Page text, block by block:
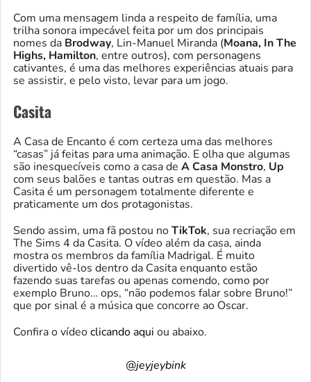
Com uma mensagem linda a respeito de família, uma
trilha sonora impecável feita por um dos principais
nomes da Brodway, Lin-Manuel Miranda (Moana, In The
Highs, Hamilton, entre outros), com personagens
cativantes, é uma das melhores experiências atuais para
se assistir, e pelo visto, levar para um jogo.
Casita
A Casa de Encanto é com certeza uma das melhores
“casas” já feitas para uma animação. E olha que algumas
são inesquecíveis como a casa de A Casa Monstro, Up
com seus balões e tantas outras em questão. Mas a
Casita é um personagem totalmente diferente e
praticamente um dos protagonistas.
Sendo assim, uma fã postou noTikTok, sua recriação em
The Sims 4 da Casita. O vídeo além da casa, ainda
mostra os membros da família Madrigal. É muito
divertido vê-los dentro da Casita enquanto estão
fazendo suas tarefas ou apenas comendo, como por
exemplo Bruno… ops, “não podemos falar sobre Bruno!”
que por sinal é a música que concorre ao Oscar.
Confira o vídeoclicando aqui ou abaixo.
@jeyjeybink